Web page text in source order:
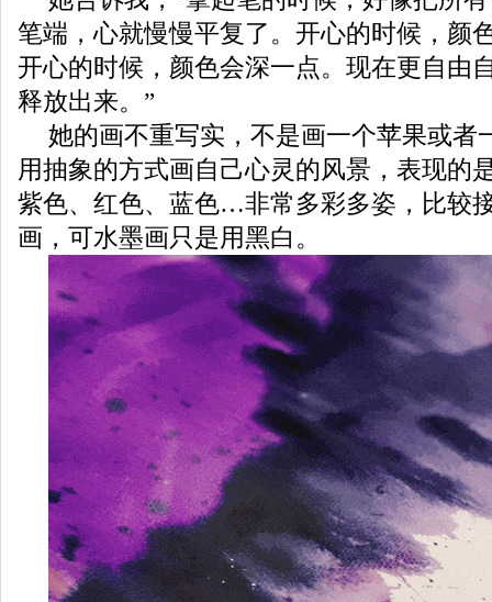
笔端，心就慢慢平复了。开心的时候，颜
开心的时候，颜色会深一点。现在更自由
释放出来。”
她的画不重写实，不是画一个苹果或者
用抽象的方式画自己心灵的风景，表现的
紫色、红色、蓝色…非常多彩多姿，比较
画，可水墨画只是用黑白。